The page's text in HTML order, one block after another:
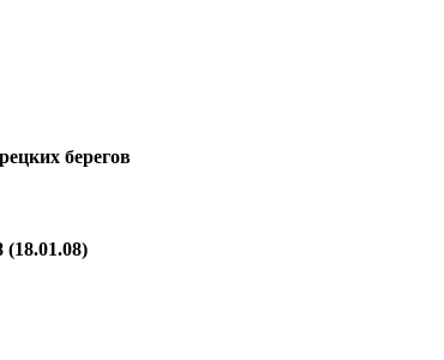
берегов